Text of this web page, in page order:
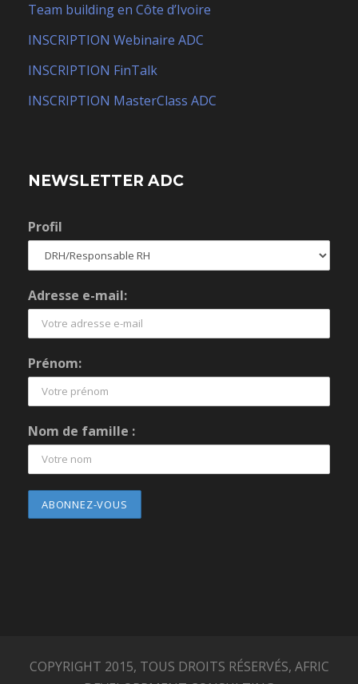
Team building en Côte d’Ivoire
INSCRIPTION Webinaire ADC
INSCRIPTION FinTalk
INSCRIPTION MasterClass ADC
NEWSLETTER ADC
Profil
Adresse e-mail:
Prénom:
Nom de famille :
COPYRIGHT 2015, TOUS DROITS RÉSERVÉS, AFRIC